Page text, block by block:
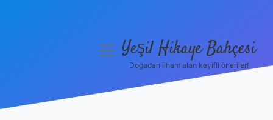
menüyüYeşil Hikaye Bahçesi
Doğadan ilham alan keyifli öneriler!